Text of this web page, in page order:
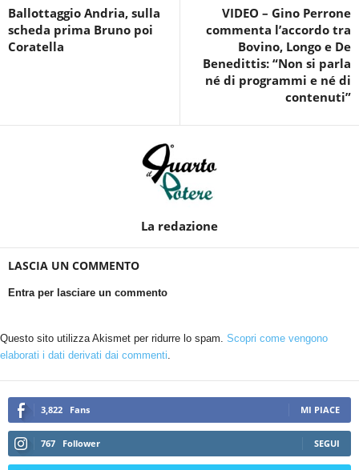
Ballottaggio Andria, sulla
scheda prima Bruno poi
Coratella
VIDEO – Gino Perrone
commenta l’accordo tra
Bovino, Longo e De
Benedittis: “Non si parla
né di programmi e né di
contenuti”
La redazione
LASCIA UN COMMENTO
Entra per lasciare un commento
Questo sito utilizza Akismet per ridurre lo spam. Scopri come vengono
elaborati i dati derivati dai commenti.
3,822 Fans MI PIACE
767 Follower SEGUI